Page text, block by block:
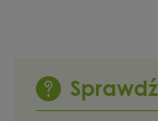
Sprawdź